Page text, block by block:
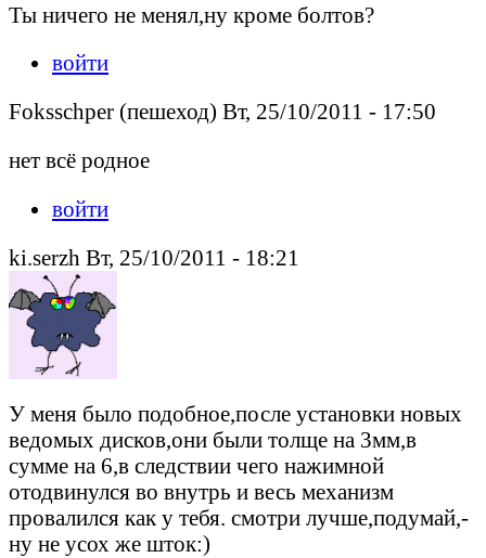
Ты ничего не менял,ну кроме болтов?
войти
Foksschper (пешеход) Вт, 25/10/2011 - 17:50
нет всё родное
войти
ki.serzh Вт, 25/10/2011 - 18:21
У меня было подобное,после установки новых
ведомых дисков,они были толще на 3мм,в
сумме на 6,в следствии чего нажимной
отодвинулся во внутрь и весь механизм
провалился как у тебя. смотри лучше,подумай,-
ну не усох же шток:)